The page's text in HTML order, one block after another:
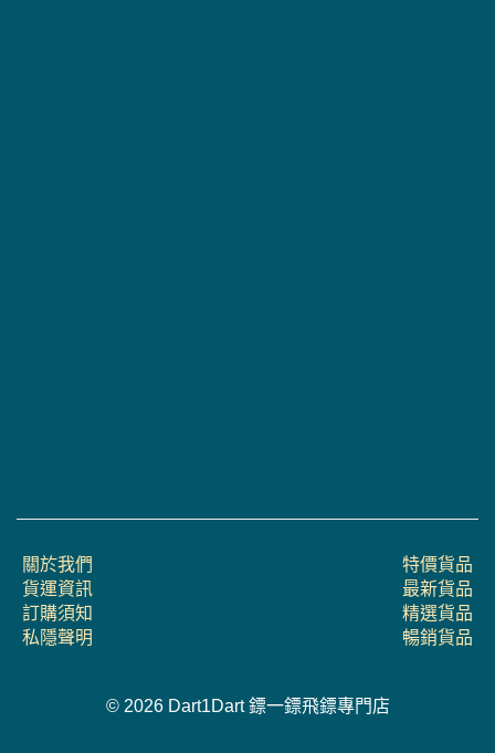
關於我們
貨運資訊
訂購須知
私隱聲明
特價貨品
最新貨品
精選貨品
暢銷貨品
© 2026 Dart1Dart 鏢一鏢飛鏢專門店